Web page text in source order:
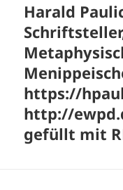
Harald
https://
http://
gefüllt mit